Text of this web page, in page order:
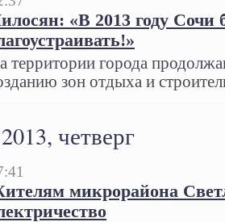
«В 2013 году Сочи
территории города
зон отдыха и
четверг
микрорайона